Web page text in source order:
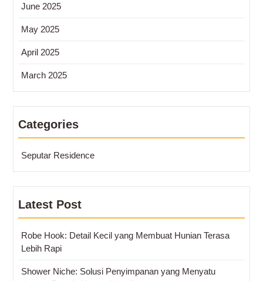
June 2025
May 2025
April 2025
March 2025
Categories
Seputar Residence
Latest Post
Robe Hook: Detail Kecil yang Membuat Hunian Terasa
Lebih Rapi
Shower Niche: Solusi Penyimpanan yang Menyatu